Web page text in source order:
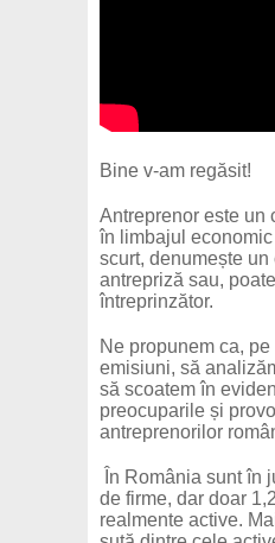
Bine v-am regăsit!
Antreprenor este un
în limbajul
scurt, denumește
antrepriză sau,
întreprinzător.
Ne propunem ca,
emisiuni, să
să scoatem în
preocuparile și
antreprenorilor
În România sunt în
de firme, dar doar
realmente active.